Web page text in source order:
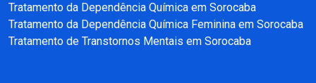
Tratamento da Dependência Química em Sorocaba
Tratamento da Dependência Química Feminina em Sorocaba
Tratamento de Transtornos Mentais em Sorocaba